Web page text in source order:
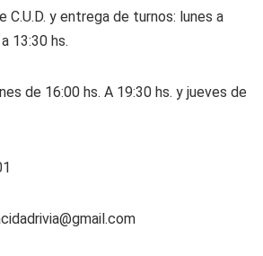
C.U.D. y entrega de turnos: lunes a
13:30 hs.
de 16:00 hs. A 19:30 hs. y jueves de